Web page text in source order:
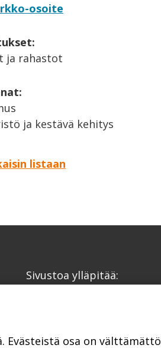
osoite
ja rahastot
ja kestävä kehitys
listaan
Sivustoa ylläpitää:
Evästeistä osa on